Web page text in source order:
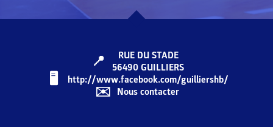
📍
RUE DU STADE
56490 GUILLIERS
🖥️️️ http://www.facebook.com/guilliershb/
✉️ Nous contacter